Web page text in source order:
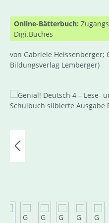
Online-Bätterbuch:
Digi.Buches
von Gabriele Heissenberger;
Bildungsverlag Lemberger)
Bildergalerie überspringen